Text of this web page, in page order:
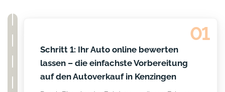
01
Schritt 1: Ihr Auto online bewerten
lassen – die einfachste Vorbereitung
auf den Autoverkauf in Kenzingen